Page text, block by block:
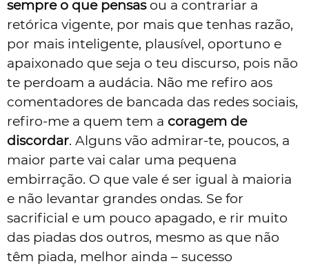
sempre o que pensasou a contrariar a
retórica vigente, por mais que tenhas razão,
por mais inteligente, plausível, oportuno e
apaixonado que seja o teu discurso, pois não
te perdoam a audácia. Não me refiro aos
comentadores de bancada das redes sociais,
refiro-me a quem tem a coragem de
discordar. Alguns vão admirar-te, poucos, a
maior parte vai calar uma pequena
embirração. O que vale é ser igual à maioria
e não levantar grandes ondas. Se for
sacrificial e um pouco apagado, e rir muito
das piadas dos outros, mesmo as que não
têm piada, melhor ainda – sucesso